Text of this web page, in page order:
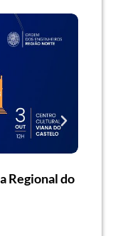
Seminário] Saiba